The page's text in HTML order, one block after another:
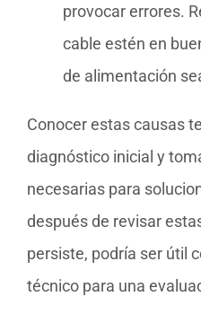
provocar errores.
cable estén en
de alimentación
Conocer estas causas
diagnóstico inicial y
necesarias para
después de revisar
persiste, podría ser útil
técnico para una